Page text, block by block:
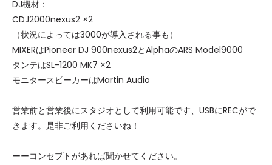
DJ機材：
CDJ2000nexus2 ×2
（状況によっては3000が導入される事も）
MIXERはPioneer DJ 900nexus2とAlphaのARS Model9000
タンテはSL-1200 MK7 ×2
モニタースピーカーはMartin Audio
営業前と営業後にスタジオとして利用可能です、USBにRECがで
きます。是非ご利用くださいね！
ーーコンセプトがあれば聞かせてください。